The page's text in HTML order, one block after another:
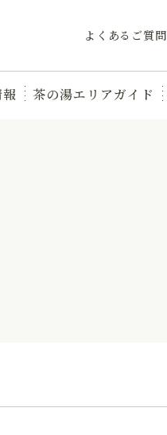
よくあるご質問
茶の湯エリアガイド